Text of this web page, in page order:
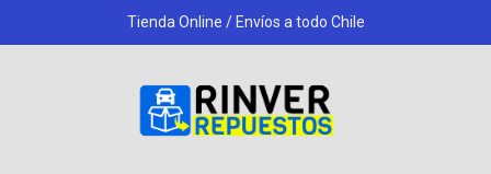
Tienda Online / Envíos a todo Chile